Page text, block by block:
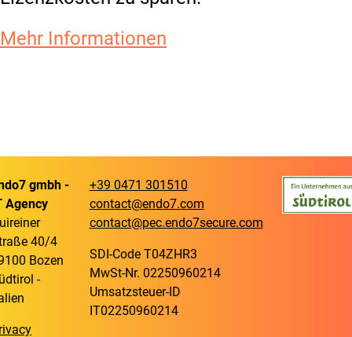
Mehr Informationen
gmbh -
Agency
40/4
Bozen
-
+39 0471 301510
contact@endo7.com
contact@pec.endo7secure.com
SDI-Code T04ZHR3
MwSt-Nr. 02250960214
Umsatzsteuer-ID
IT02250960214